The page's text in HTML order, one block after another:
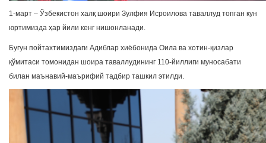
1-март – Ўзбекистон халқ шоири Зулфия Исроилова таваллуд топган кун
юртимизда ҳар йили кенг нишонланади.
Бугун пойтахтимиздаги Адиблар хиёбонида Оила ва хотин-қизлар
қўмитаси томонидан шоира таваллудининг 110-йиллиги муносабати
билан маънавий-маърифий тадбир ташкил этилди.